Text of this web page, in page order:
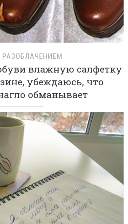
РАЗОБЛАЧЕНИЕМ
влажную салфетку
убеждаюсь, что
обманывает